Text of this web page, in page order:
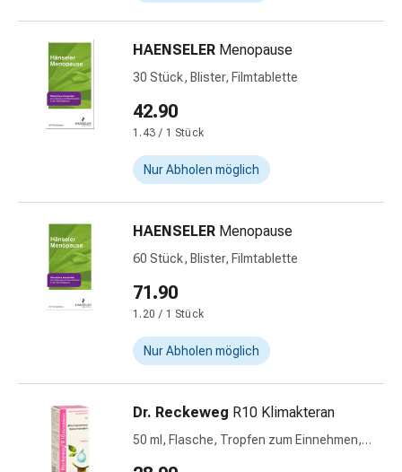
Erbrechen
Verdauung,
Krämpfe
Verstopfung
Medizinische
Hautpflege
Juckreiz
Hühneraugen
Warzen
Nagel-
Fusspilz
Narbenbehandlung
Trockene
Haut
HAENSELER Menopause
30 Stück, Blister, Filmtablette
42.90
1.43 / 1 Stück
Nur Abholen möglich
HAENSELER Menopause
60 Stück, Blister, Filmtablette
71.90
1.20 / 1 Stück
Nur Abholen möglich
Dr. Reckeweg R10 Klimakteran
50 ml, Flasche, Tropfen zum Einnehmen,